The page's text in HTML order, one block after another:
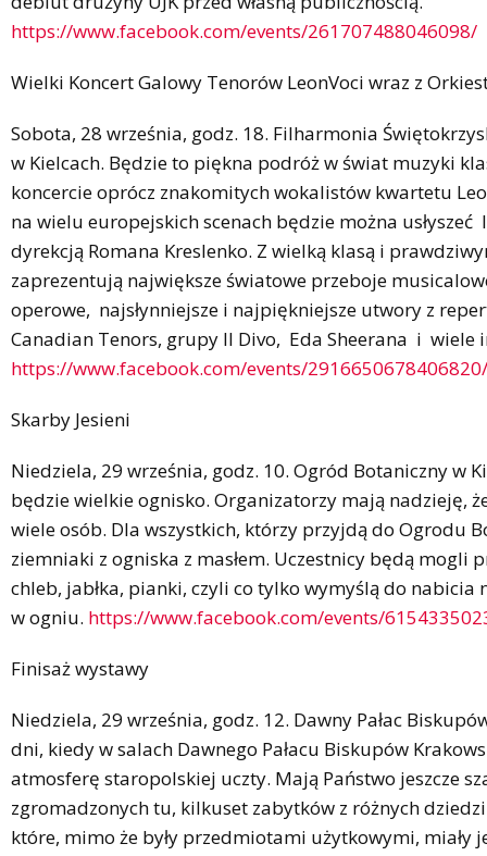
https://www.facebook.com/events/261707488046098/
Wielki Koncert Galowy Tenorów LeonVoci wraz z
Sobota, 28 września, godz. 18. Filharmonia
w Kielcach. Będzie to piękna podróż w świat muzyki
koncercie oprócz znakomitych wokalistów kwartetu
na wielu europejskich scenach będzie można
dyrekcją Romana Kreslenko. Z wielką klasą i
zaprezentują największe światowe przeboje
operowe, najsłynniejsze i najpiękniejsze utwory z
Canadian Tenors, grupy Il Divo, Eda Sheerana i wiele
https://www.facebook.com/events/2916650678406820/
Skarby Jesieni
Niedziela, 29 września, godz. 10. Ogród Botaniczny w
będzie wielkie ognisko. Organizatorzy mają nadzieję,
wiele osób. Dla wszystkich, którzy przyjdą do Ogrodu
ziemniaki z ogniska z masłem. Uczestnicy będą mogli
chleb, jabłka, pianki, czyli co tylko wymyślą do nabicia
w ogniu. https://www.facebook.com/events/
Finisaż wystawy
Niedziela, 29 września, godz. 12. Dawny Pałac
dni, kiedy w salach Dawnego Pałacu Biskupów
atmosferę staropolskiej uczty. Mają Państwo jeszcze
zgromadzonych tu, kilkuset zabytków z różnych
które, mimo że były przedmiotami użytkowymi, miały